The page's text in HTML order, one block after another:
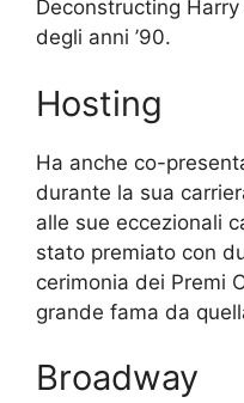
Deconstructing
degli anni ’90.
Hosting
Ha anche co-
durante la sua
alle sue eccezionali
stato premiato con
cerimonia dei Premi
grande fama da
Broadway